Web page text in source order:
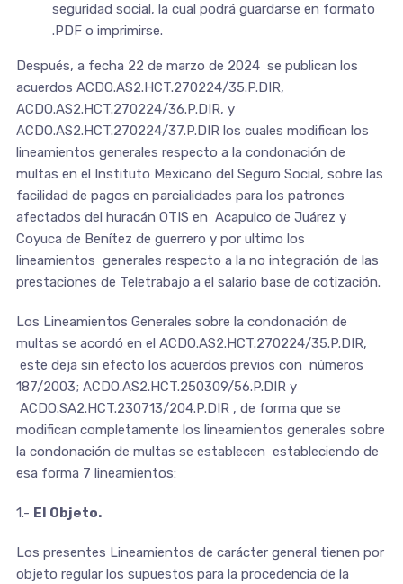
seguridad social, la cual podrá guardarse en formato
.PDF o imprimirse.
Después, a fecha 22 de marzo de 2024 se publican los
acuerdos ACDO.AS2.HCT.270224/35.P.DIR,
ACDO.AS2.HCT.270224/36.P.DIR, y
ACDO.AS2.HCT.270224/37.P.DIR los cuales modifican los
lineamientos generales respecto a la condonación de
multas en el Instituto Mexicano del Seguro Social, sobre las
facilidad de pagos en parcialidades para los patrones
afectados del huracán OTIS en Acapulco de Juárez y
Coyuca de Benítez de guerrero y por ultimo los
lineamientos generales respecto a la no integración de las
prestaciones de Teletrabajo a el salario base de cotización.
Los Lineamientos Generales sobre la condonación de
multas se acordó en el ACDO.AS2.HCT.270224/35.P.DIR,
este deja sin efecto los acuerdos previos con números
187/2003; ACDO.AS2.HCT.250309/56.P.DIR y
ACDO.SA2.HCT.230713/204.P.DIR , de forma que se
modifican completamente los lineamientos generales sobre
la condonación de multas se establecen estableciendo de
esa forma 7 lineamientos:
1.- El Objeto.
Los presentes Lineamientos de carácter general tienen por
objeto regular los supuestos para la procedencia de la